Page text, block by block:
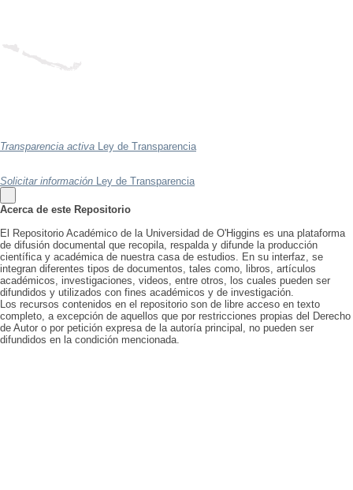
Transparencia activa Ley de Transparencia
Solicitar información Ley de Transparencia
Acerca de este Repositorio
El Repositorio Académico de la Universidad de O'Higgins es una plataforma
de difusión documental que recopila, respalda y difunde la producción
científica y académica de nuestra casa de estudios. En su interfaz, se
integran diferentes tipos de documentos, tales como, libros, artículos
académicos, investigaciones, videos, entre otros, los cuales pueden ser
difundidos y utilizados con fines académicos y de investigación.
Los recursos contenidos en el repositorio son de libre acceso en texto
completo, a excepción de aquellos que por restricciones propias del Derecho
de Autor o por petición expresa de la autoría principal, no pueden ser
difundidos en la condición mencionada.